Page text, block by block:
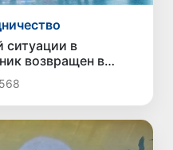
ситуации в
возвращен в
568